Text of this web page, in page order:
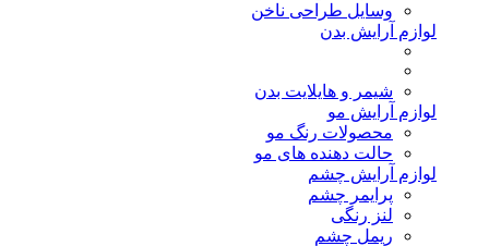
وسایل طراحی ناخن
لوازم آرایش بدن
شیمر و هایلایت بدن
لوازم آرایش مو
محصولات رنگ مو
حالت دهنده های مو
لوازم آرایش چشم
پرایمر چشم
لنز رنگی
ریمل چشم